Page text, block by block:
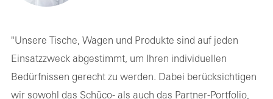
"Unsere Tische, Wagen und Produkte sind auf jeden
Einsatzzweck abgestimmt, um Ihren individuellen
Bedürfnissen gerecht zu werden. Dabei berücksichtigen
wir sowohl das Schüco- als auch das Partner-Portfolio,